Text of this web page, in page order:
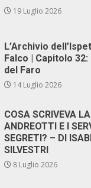
19 Luglio 2026
L’Archivio
Falco | Capitolo 32:
del Faro
14 Luglio 2026
COSA SCRIVEVA
ANDREOTTI E I
SEGRETI? – DI
SILVESTRI
8 Luglio 2026